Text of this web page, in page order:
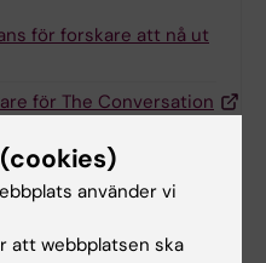
för forskare att nå ut
för The Conversation
använder vi
att webbplatsen ska